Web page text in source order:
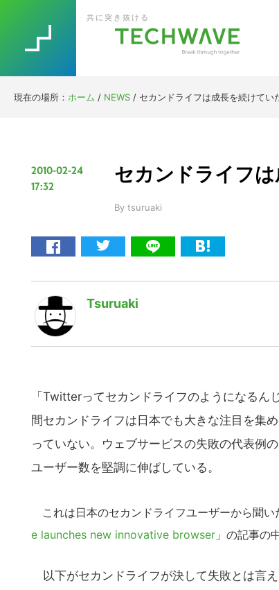
to
primary
to
main
to
primary
to
footer
共に突き抜ける
現在の場所： ホーム / NEWS / セカンドライフは成長を続けてい
2010-02-24
17:32
セカンドライフ
By tsuruaki
Tsuruaki
「Twitterってセカンドライフのようになる
間セカンドライフは日本でも大きな注目を集
っていない。ウェブサービスの失敗の代表例
ユーザー数を堅調に伸ばしている。
これは日本のセカンドライフユーザーから聞
e launches new innovative browser 」の記事の
以下がセカンドライフが決して失敗とは言え